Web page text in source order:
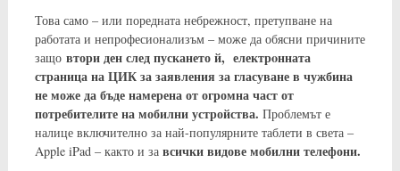
Това само – или поредната небрежност, претупване на
работата и непрофесионализъм – може да обясни причините
защо втори ден след пускането й, електрoнната
страница на ЦИК за заявления за гласуване в чужбина
не може да бъде намерена от огромна част от
потребителите на мобилни устройства. Проблемът е
налице включително за най-популярните таблети в света –
Apple iPad – както и за всички видове мобилни телефони.